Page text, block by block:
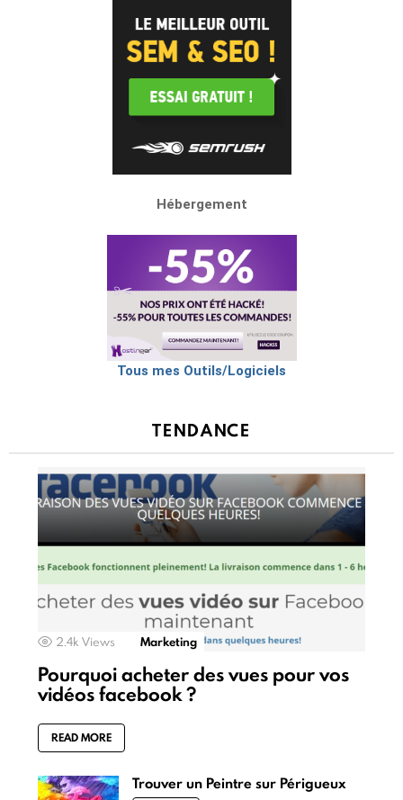
Hébergement
Tous mes Outils/Logiciels
TENDANCE
2.4k Views Marketing
Pourquoi acheter des vues pour vos
vidéos facebook ?
READ MORE
Trouver un Peintre sur Périgueux